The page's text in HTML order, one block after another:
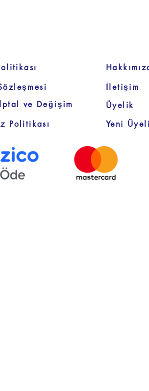
ve Değişim
Politikası
İletişim
Üyelik
Yeni